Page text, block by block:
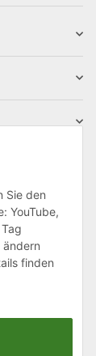
Sie den
YouTube,
ändern
finden